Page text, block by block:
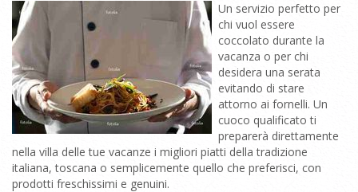
Un servizio perfetto per
chi vuol essere
coccolato durante la
vacanza o per chi
desidera una serata
evitando di stare
attorno ai fornelli. Un
cuoco qualificato ti
preparerà direttamente
nella villa delle tue vacanze i migliori piatti della tradizione
italiana, toscana o semplicemente quello che preferisci, con
prodotti freschissimi e genuini.